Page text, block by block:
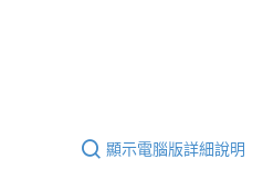
顯示電腦版詳細說明